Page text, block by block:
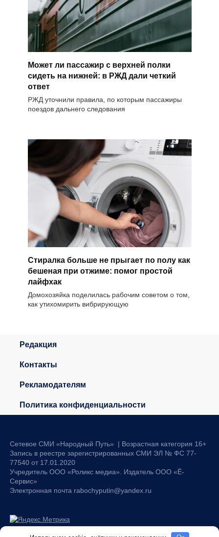
Может ли пассажир с верхней полки
сидеть на нижней: в РЖД дали четкий
ответ
РЖД уточнили правила, по которым пассажиры
поездов дальнего следования
Стиралка больше не прыгает по полу как
бешеная при отжиме: помог простой
лайфхак
Домохозяйка поделилась рабочим советом о том,
как утихомирить вибрирующую
Редакция
Контакты
Рекламодателям
Политика конфиденциальности
Сетевое СМИ «Народный Путь» | Возрастная категория 16+
Запись в реестре зарегистрированных СМИ ЭЛ № ФС 77-
77540 от 17.01.2020
Учредитель ООО «Роликс медиа». Издатель ООО «Ё-
Сервис»
Электронная почта rabochyputin@yandex.ru